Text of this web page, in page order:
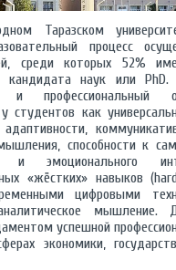
Таразском
процесс
среди которых 52%
кандидата наук или PhD.
и профессиональный
студентов как
способности к
и эмоционального
«жёстких» навыков
цифровыми
мышление.
успешной
экономики,